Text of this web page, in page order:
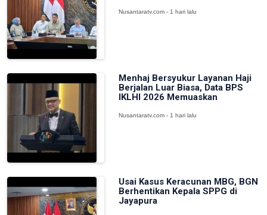
Nusantaratv.com - 1 hari lalu
Menhaj Bersyukur Layanan Haji
Berjalan Luar Biasa, Data BPS
IKLHI 2026 Memuaskan
Nusantaratv.com - 1 hari lalu
Usai Kasus Keracunan MBG, BGN
Berhentikan Kepala SPPG di
Jayapura